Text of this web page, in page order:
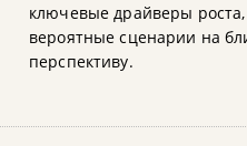
ключевые драйверы
вероятные сценарии на
перспективу.